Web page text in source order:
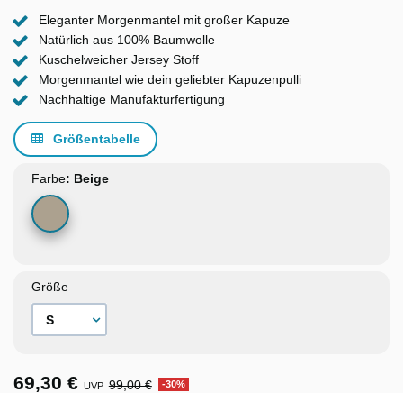
Eleganter Morgenmantel mit großer Kapuze
Natürlich aus 100% Baumwolle
Kuschelweicher Jersey Stoff
Morgenmantel wie dein geliebter Kapuzenpulli
Nachhaltige Manufakturfertigung
Größentabelle
Farbe
Beige
Größe
69,30 € UVP 99,00 € -30%